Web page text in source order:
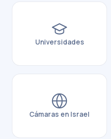
Universidades
Cámaras en Israel